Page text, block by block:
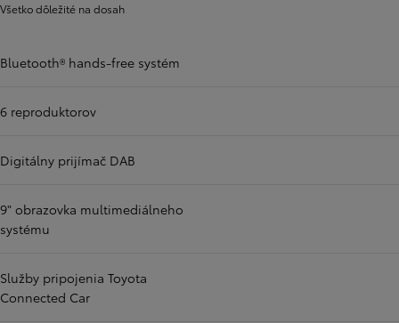
Všetko dôležité na dosah
Bluetooth® hands-free systém
6 reproduktorov
Digitálny prijímač DAB
9" obrazovka multimediálneho
systému
Služby pripojenia Toyota
Connected Car